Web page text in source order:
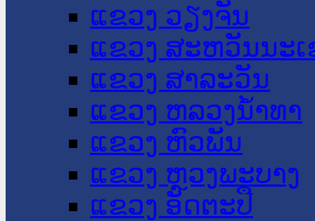
ແຂວງ ວຽງຈັນ
ແຂວງ ສະຫວັນນະ
ແຂວງ ສາລະວັນ
ແຂວງ ຫລວງນໍ້າທາ
ແຂວງ ຫົວພັນ
ແຂວງ ຫຼວງພະບາງ
ແຂວງ ອັດຕະປື